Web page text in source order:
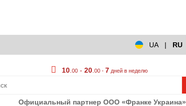
UA
| RU
10 .00 -20 .00 -7 дней в неделю
Официальный партнер ООО «Франке Украина»